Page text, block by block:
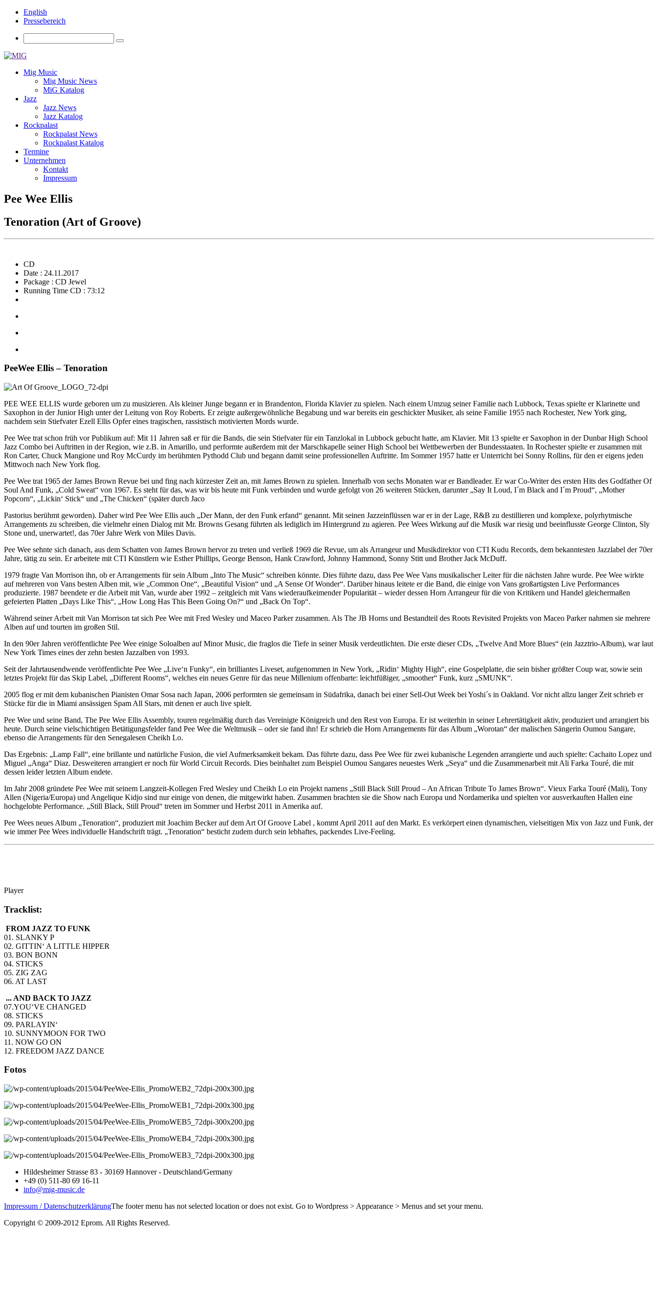
English
Pressebereich
Mig Music
Mig Music News
MiG Katalog
Jazz
Jazz News
Jazz Katalog
Rockpalast
Rockpalast News
Rockpalast Katalog
Termine
Unternehmen
Kontakt
Impressum
Pee Wee Ellis
Tenoration (Art of Groove)
CD
Date : 24.11.2017
Package : CD Jewel
Running Time CD : 73:12
PeeWee Ellis – Tenoration
PEE WEE ELLIS wurde geboren um zu musizieren. Als kleiner Junge begann er in Brandenton, Florida Klavier zu spielen. Nach einem Umzug seiner Familie nach Lubbock, Texas spielte er Klarinette und
Saxophon in der Junior High unter der Leitung von Roy Roberts. Er zeigte außergewöhnliche Begabung und war bereits ein geschickter Musiker, als seine Familie 1955 nach Rochester, New York ging,
nachdem sein Stiefvater Ezell Ellis Opfer eines tragischen, rassistisch motivierten Mords wurde.
Pee Wee trat schon früh vor Publikum auf: Mit 11 Jahren saß er für die Bands, die sein Stiefvater für ein Tanzlokal in Lubbock gebucht hatte, am Klavier. Mit 13 spielte er Saxophon in der Dunbar High School
Jazz Combo bei Auftritten in der Region, wie z.B. in Amarillo, und performte außerdem mit der Marschkapelle seiner High School bei Wettbewerben der Bundesstaaten. In Rochester spielte er zusammen mit
Ron Carter, Chuck Mangione und Roy McCurdy im berühmten Pythodd Club und begann damit seine professionellen Auftritte. Im Sommer 1957 hatte er Unterricht bei Sonny Rollins, für den er eigens jeden
Mittwoch nach New York flog.
Pee Wee trat 1965 der James Brown Revue bei und fing nach kürzester Zeit an, mit James Brown zu spielen. Innerhalb von sechs Monaten war er Bandleader. Er war Co-Writer des ersten Hits des Godfather Of
Soul And Funk, „Cold Sweat“ von 1967. Es steht für das, was wir bis heute mit Funk verbinden und wurde gefolgt von 26 weiteren Stücken, darunter „Say It Loud, I´m Black and I´m Proud“, „Mother
Popcorn“, „Lickin‘ Stick“ und „The Chicken“ (später durch Jaco
Pastorius berühmt geworden). Daher wird Pee Wee Ellis auch „Der Mann, der den Funk erfand“ genannt. Mit seinen Jazzeinflüssen war er in der Lage, R&B zu destillieren und komplexe, polyrhytmische
Arrangements zu schreiben, die vielmehr einen Dialog mit Mr. Browns Gesang führten als lediglich im Hintergrund zu agieren. Pee Wees Wirkung auf die Musik war riesig und beeinflusste George Clinton, Sly
Stone und, unerwartet!, das 70er Jahre Werk von Miles Davis.
Pee Wee sehnte sich danach, aus dem Schatten von James Brown hervor zu treten und verließ 1969 die Revue, um als Arrangeur und Musikdirektor von CTI Kudu Records, dem bekanntesten Jazzlabel der 70er
Jahre, tätig zu sein. Er arbeitete mit CTI Künstlern wie Esther Phillips, George Benson, Hank Crawford, Johnny Hammond, Sonny Stitt und Brother Jack McDuff.
1979 fragte Van Morrison ihn, ob er Arrangements für sein Album „Into The Music“ schreiben könnte. Dies führte dazu, dass Pee Wee Vans musikalischer Leiter für die nächsten Jahre wurde. Pee Wee wirkte
auf mehreren von Vans besten Alben mit, wie „Common One“, „Beautiful Vision“ und „A Sense Of Wonder“. Darüber hinaus leitete er die Band, die einige von Vans großartigsten Live Performances
produzierte. 1987 beendete er die Arbeit mit Van, wurde aber 1992 – zeitgleich mit Vans wiederaufkeimender Popularität – wieder dessen Horn Arrangeur für die von Kritikern und Handel gleichermaßen
gefeierten Platten „Days Like This“, „How Long Has This Been Going On?“ und „Back On Top“.
Während seiner Arbeit mit Van Morrison tat sich Pee Wee mit Fred Wesley und Maceo Parker zusammen. Als The JB Horns und Bestandteil des Roots Revisited Projekts von Maceo Parker nahmen sie mehrere
Alben auf und tourten im großen Stil.
In den 90er Jahren veröffentlichte Pee Wee einige Soloalben auf Minor Music, die fraglos die Tiefe in seiner Musik verdeutlichten. Die erste dieser CDs, „Twelve And More Blues“ (ein Jazztrio-Album), war laut
New York Times eines der zehn besten Jazzalben von 1993.
Seit der Jahrtausendwende veröffentlichte Pee Wee „Live‘n Funky“, ein brilliantes Liveset, aufgenommen in New York, „Ridin‘ Mighty High“, eine Gospelplatte, die sein bisher größter Coup war, sowie sein
letztes Projekt für das Skip Label, „Different Rooms“, welches ein neues Genre für das neue Millenium offenbarte: leichtfüßiger, „smoother“ Funk, kurz „SMUNK“.
2005 flog er mit dem kubanischen Pianisten Omar Sosa nach Japan, 2006 performten sie gemeinsam in Südafrika, danach bei einer Sell-Out Week bei Yoshi´s in Oakland. Vor nicht allzu langer Zeit schrieb er
Stücke für die in Miami ansässigen Spam All Stars, mit denen er auch live spielt.
Pee Wee und seine Band, The Pee Wee Ellis Assembly, touren regelmäßig durch das Vereinigte Königreich und den Rest von Europa. Er ist weiterhin in seiner Lehrertätigkeit aktiv, produziert und arrangiert bis
heute. Durch seine vielschichtigen Betätigungsfelder fand Pee Wee die Weltmusik – oder sie fand ihn! Er schrieb die Horn Arrangements für das Album „Worotan“ der malischen Sängerin Oumou Sangare,
ebenso die Arrangements für den Senegalesen Cheikh Lo.
Das Ergebnis: „Lamp Fall“, eine brillante und natürliche Fusion, die viel Aufmerksamkeit bekam. Das führte dazu, dass Pee Wee für zwei kubanische Legenden arrangierte und auch spielte: Cachaito Lopez und
Miguel „Anga“ Diaz. Desweiteren arrangiert er noch für World Circuit Records. Dies beinhaltet zum Beispiel Oumou Sangares neuestes Werk „Seya“ und die Zusammenarbeit mit Ali Farka Touré, die mit
dessen leider letzten Album endete.
Im Jahr 2008 gründete Pee Wee mit seinem Langzeit-Kollegen Fred Wesley und Cheikh Lo ein Projekt namens „Still Black Still Proud – An African Tribute To James Brown“. Vieux Farka Touré (Mali), Tony
Allen (Nigeria/Europa) und Angelique Kidjo sind nur einige von denen, die mitgewirkt haben. Zusammen brachten sie die Show nach Europa und Nordamerika und spielten vor ausverkauften Hallen eine
hochgelobte Performance. „Still Black, Still Proud“ treten im Sommer und Herbst 2011 in Amerika auf.
Pee Wees neues Album „Tenoration“, produziert mit Joachim Becker auf dem Art Of Groove Label , kommt April 2011 auf den Markt. Es verkörpert einen dynamischen, vielseitigen Mix von Jazz und Funk, der
wie immer Pee Wees individuelle Handschrift trägt. „Tenoration“ besticht zudem durch sein lebhaftes, packendes Live-Feeling.
Player
Tracklist:
FROM JAZZ TO FUNK
01. SLANKY P
02. GITTIN‘ A LITTLE HIPPER
03. BON BONN
04. STICKS
05. ZIG ZAG
06. AT LAST
... AND BACK TO JAZZ
07.YOU‘VE CHANGED
08. STICKS
09. PARLAYIN‘
10. SUNNYMOON FOR TWO
11. NOW GO ON
12. FREEDOM JAZZ DANCE
Fotos
Hildesheimer Strasse 83 - 30169 Hannover - Deutschland/Germany
+49 (0) 511-80 69 16-11
info@mig-music.de
Impressum / DatenschutzerklärungThe footer menu has not selected location or does not exist. Go to Wordpress > Appearance > Menus and set your menu.
Copyright © 2009-2012 Eprom. All Rights Reserved.